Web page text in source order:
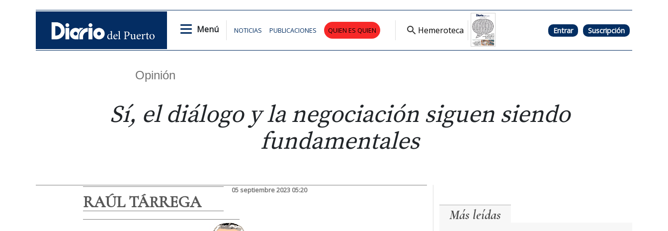
Menú NOTICIAS PUBLICACIONES QUIEN ES QUIEN Hemeroteca Entrar Suscripción
Opinión
Sí, el diálogo y la negociación siguen siendo
fundamentales
05 septiembre 2023 05:20
RAÚL TÁRREGA
Más leídas